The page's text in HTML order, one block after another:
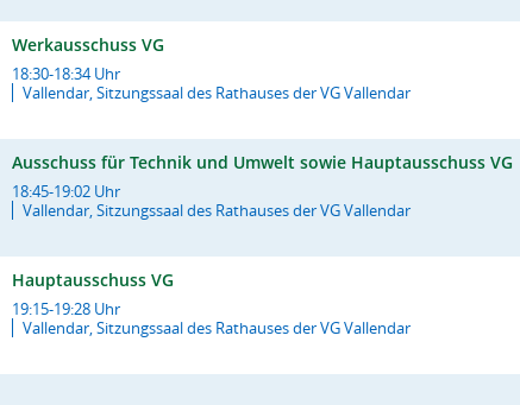
Werkausschuss VG
18:30-18:34 Uhr
Vallendar, Sitzungssaal des Rathauses der VG Vallendar
Ausschuss für Technik und Umwelt sowie Hauptausschuss VG
18:45-19:02 Uhr
Vallendar, Sitzungssaal des Rathauses der VG Vallendar
Hauptausschuss VG
19:15-19:28 Uhr
Vallendar, Sitzungssaal des Rathauses der VG Vallendar